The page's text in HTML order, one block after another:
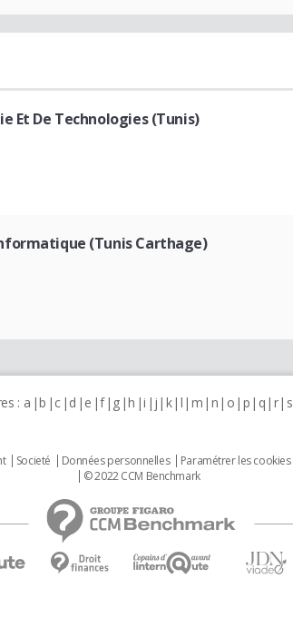
Et De Technologies (Tunis)
(Tunis Carthage)
: a b c d e f g h i j k l m n o p q r s
Societé Données personnelles Paramétrer les cookies
© 2022 CCM Benchmark